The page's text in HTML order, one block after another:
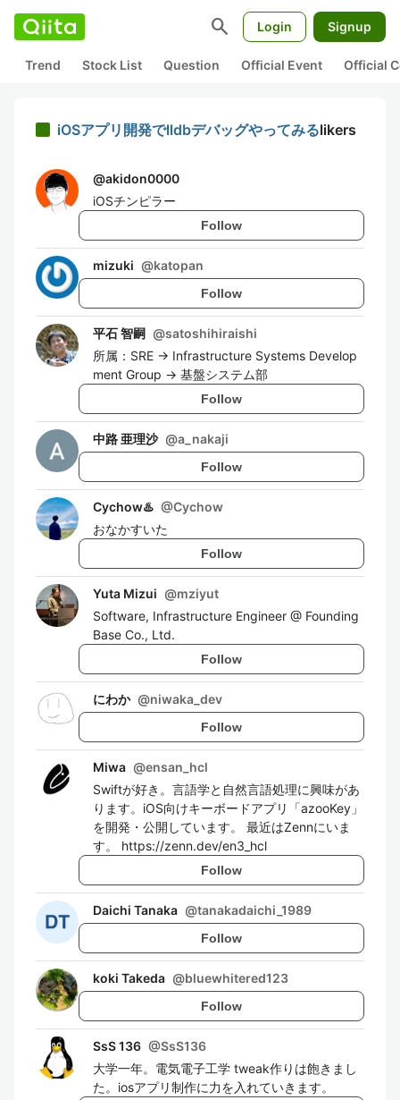
search Login Signup
Trend Stock List Question Official Event Official
iOSアプリ開発でlldbデバッグやってみるlikers
@akidon0000
iOSチンピラー
Follow
mizuki @katopan
Follow
平石 智嗣 @satoshihiraishi
所属：SRE → Infrastructure Systems Develop
ment Group → 基盤システム部
Follow
中路 亜理沙 @a_nakaji
Follow
Cychow♨️ @Cychow
おなかすいた
Follow
Yuta Mizui @mziyut
Software, Infrastructure Engineer @ Founding
Base Co., Ltd.
Follow
にわか @niwaka_dev
Follow
Miwa @ensan_hcl
Swiftが好き。言語学と自然言語処理に興味があ
ります。iOS向けキーボードアプリ「azooKey」
を開発・公開しています。 最近はZennにいま
す。 https://zenn.dev/en3_hcl
Follow
Daichi Tanaka @tanakadaichi_1989
Follow
koki Takeda @bluewhitered123
Follow
SsS 136 @SsS136
大学一年。電気電子工学 tweak作りは飽きまし
た。iosアプリ制作に力を入れていきます。